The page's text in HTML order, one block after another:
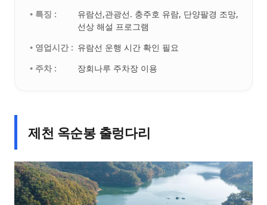
• 특징 :
유람선,관광선. 충주호 유람, 단양팔경 조망,
선상 해설 프로그램
• 영업시간 : 유람선 운행 시간 확인 필요
• 주차 :
장회나루 주차장 이용
제천 옥순봉 출렁다리